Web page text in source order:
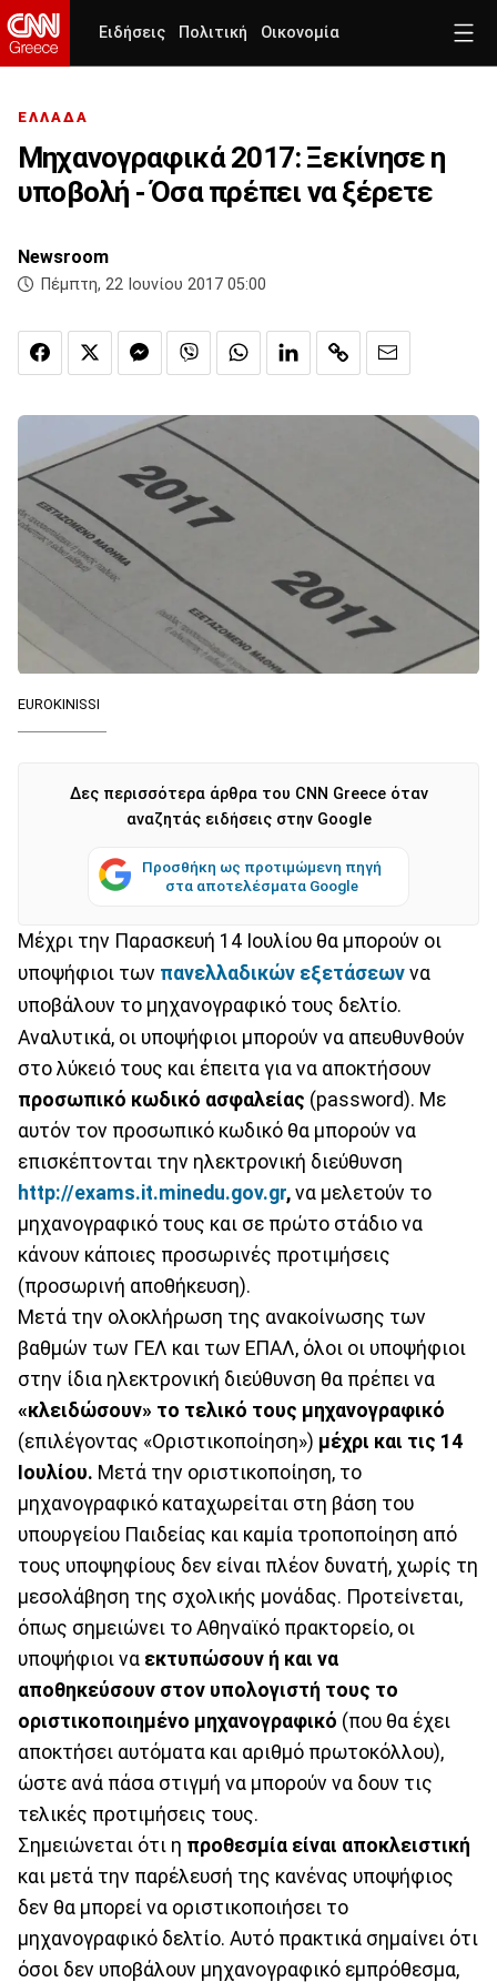
Ειδήσεις Πολιτική Οικονομία
ΕΛΛΑΔΑ
Μηχανογραφικά 2017: Ξεκίνησε η
υποβολή - Όσα πρέπει να ξέρετε
Newsroom
Πέμπτη, 22 Ιουνίου 2017 05:00
EUROKINISSI
Δες περισσότερα άρθρα του CNN Greece όταν
αναζητάς ειδήσεις στην Google
Προσθήκη ως προτιμώμενη πηγή
στα αποτελέσματα Google
Μέχρι την Παρασκευή 14 Ιουλίου θα μπορούν οι
υποψήφιοι των πανελλαδικών εξετάσεων να
υποβάλουν το μηχανογραφικό τους δελτίο.
Αναλυτικά, οι υποψήφιοι μπορούν να απευθυνθούν
στο λύκειό τους και έπειτα για να αποκτήσουν
προσωπικό κωδικό ασφαλείας (password). Με
αυτόν τον προσωπικό κωδικό θα μπορούν να
επισκέπτονται την ηλεκτρονική διεύθυνση
http://exams.it.minedu.gov.gr, να μελετούν το
μηχανογραφικό τους και σε πρώτο στάδιο να
κάνουν κάποιες προσωρινές προτιμήσεις
(προσωρινή αποθήκευση).
Μετά την ολοκλήρωση της ανακοίνωσης των
βαθμών των ΓΕΛ και των ΕΠΑΛ, όλοι οι υποψήφιοι
στην ίδια ηλεκτρονική διεύθυνση θα πρέπει να
«κλειδώσουν» το τελικό τους μηχανογραφικό
(επιλέγοντας «Οριστικοποίηση») μέχρι και τις 14
Ιουλίου. Μετά την οριστικοποίηση, το
μηχανογραφικό καταχωρείται στη βάση του
υπουργείου Παιδείας και καμία τροποποίηση από
τους υποψηφίους δεν είναι πλέον δυνατή, χωρίς τη
μεσολάβηση της σχολικής μονάδας. Προτείνεται,
όπως σημειώνει το Αθηναϊκό πρακτορείο, οι
υποψήφιοι να εκτυπώσουν ή και να
αποθηκεύσουν στον υπολογιστή τους το
οριστικοποιημένο μηχανογραφικό (που θα έχει
αποκτήσει αυτόματα και αριθμό πρωτοκόλλου),
ώστε ανά πάσα στιγμή να μπορούν να δουν τις
τελικές προτιμήσεις τους.
Σημειώνεται ότι η προθεσμία είναι αποκλειστική
και μετά την παρέλευσή της κανένας υποψήφιος
δεν θα μπορεί να οριστικοποιήσει το
μηχανογραφικό δελτίο. Αυτό πρακτικά σημαίνει ότι
όσοι δεν υποβάλουν μηχανογραφικό εμπρόθεσμα,